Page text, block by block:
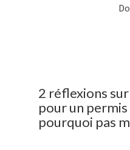
2 réflexions sur
pour un permis
pourquoi pas